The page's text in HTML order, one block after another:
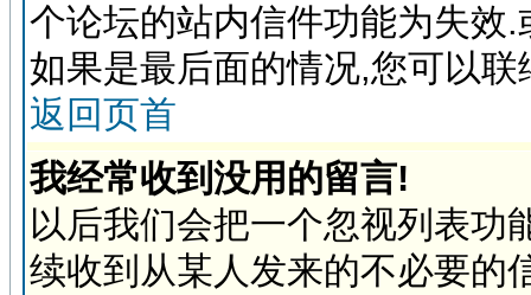
个论坛的站内信件功能为失效
如果是最后面的情况,您可以联
返回页首
我经常收到没用的留言!
以后我们会把一个忽视列表功
续收到从某人发来的不必要的